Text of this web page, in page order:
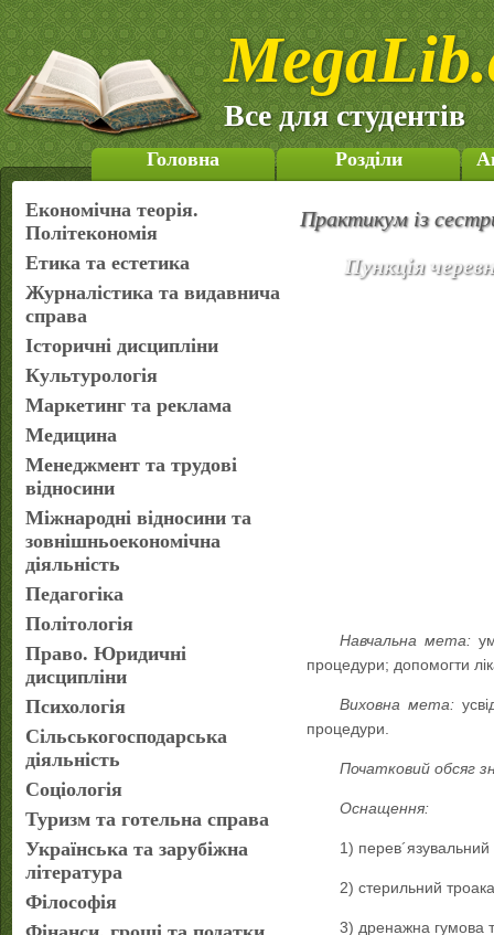
Все для студентів
Головна Розділи
Економічна теорія.
Політекономія
Етика та естетика
Журналістика та видавнича
справа
Історичні дисципліни
Культурологія
Маркетинг та реклама
Медицина
Менеджмент та трудові
відносини
Міжнародні відносини та
зовнішньоекономічна
діяльність
Педагогіка
Політологія
Право. Юридичні
дисципліни
Психологія
Сільськогосподарська
діяльність
Соціологія
Туризм та готельна справа
Українська та зарубіжна
література
Філософія
Практикум із
Пункція
Навчальна мета:
процедури; допомогти
Виховна мета:
процедури.
Початковий обсяг
Оснащення:
1)
2) стерильний
3) дренажна гумова